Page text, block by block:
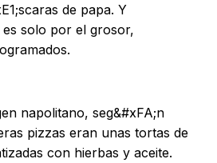
de papa. Y
solo por el grosor,
napolitano, seg&#xFA;n
pizzas eran unas tortas de
con hierbas y aceite.